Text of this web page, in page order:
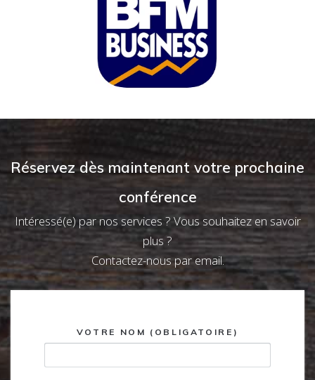
Réservez dès maintenant votre prochaine
conférence
Intéressé(e) par nos services ? Vous souhaitez en savoir
plus ?
Contactez-nous par email.
VOTRE NOM (OBLIGATOIRE)